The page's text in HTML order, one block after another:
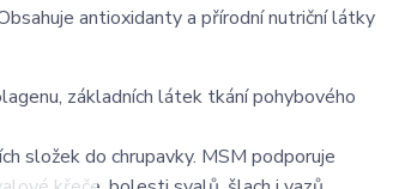
antioxidanty a přírodní nutriční látky
základních látek tkání pohybového
složek do chrupavky. MSM podporuje